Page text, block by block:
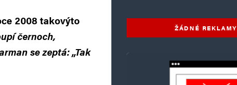
2008 takovýto
černoch,
se zeptá: „Tak
ŽÁDNÉ REKLAMY